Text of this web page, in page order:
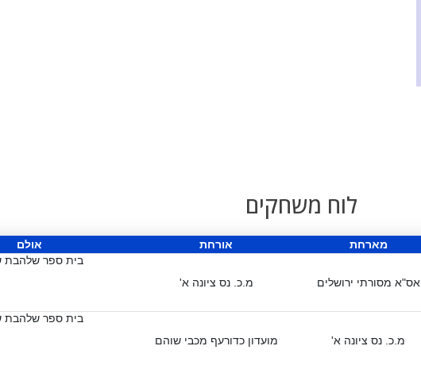
לוח משחקים
מארחת אורחת אולם
אס"א מסורתי ירושלים מ.כ. נס ציונה א'
בית ספר שלהבת
מ.כ. נס ציונה א' מועדון כדורעף מכבי שוהם
בית ספר שלהבת